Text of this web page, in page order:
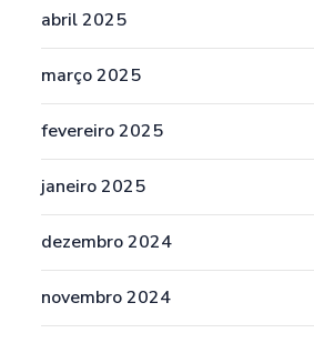
abril 2025
março 2025
fevereiro 2025
janeiro 2025
dezembro 2024
novembro 2024